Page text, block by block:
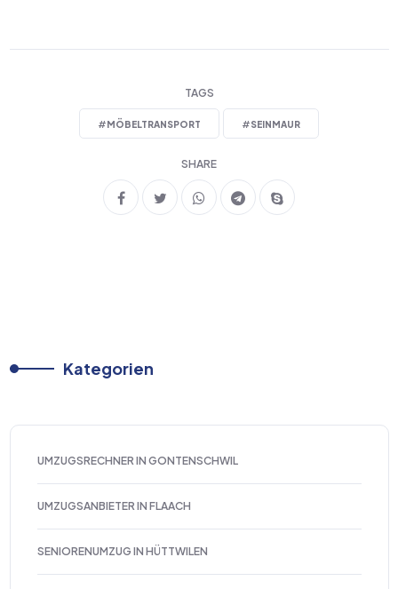
TAGS
#MÖBELTRANSPORT #SEINMAUR
SHARE
Kategorien
UMZUGSRECHNER IN GONTENSCHWIL
UMZUGSANBIETER IN FLAACH
SENIORENUMZUG IN HÜTTWILEN